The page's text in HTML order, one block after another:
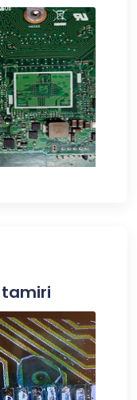
tamiri